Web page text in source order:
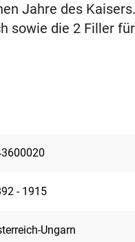
Jahre des
sowie die 2 Filler
- 1915
Ungarn